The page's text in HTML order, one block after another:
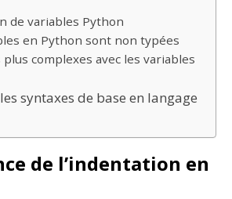
de variables Python
en Python sont non typées
plus complexes avec les variables
syntaxes de base en langage
de l’indentation en